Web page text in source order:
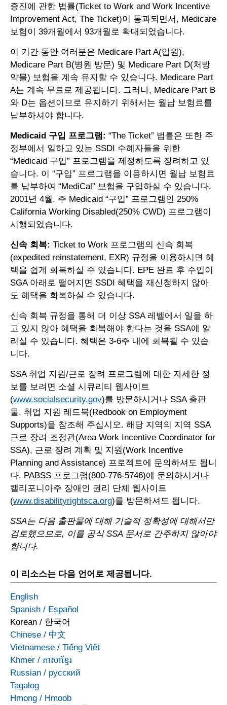
증진에 관한 법률(Ticket to Work and Work Incentive
Improvement Act, The Ticket)이 통과되면서, Medicare
보험이 39개월에서 93개월로 확대되었습니다.
이 기간 동안 여러분은 Medicare Part A(입원),
Medicare Part B(병원 방문) 및 Medicare Part D(처방
약물) 보험을 계속 유지할 수 있습니다. Medicare Part
A는 계속 무료로 제공됩니다. 그러나, Medicare Part B
와 D는 옵션이므로 유지하기 위해서는 월납 보험료를
납부하셔야 합니다.
Medicaid 구입 프로그램: “The Ticket” 법률은 또한 주
정부에서 일하고 있는 SSDI 수혜자들을 위한
“Medicaid 구입” 프로그램을 제정하도록 장려하고 있
습니다. 이 “구입” 프로그램을 이용하시면 월납 보험료
를 납부하여 “MediCal” 보험을 구입하실 수 있습니다.
2001년 4월, 주 Medicaid “구입” 프로그램인 250%
California Working Disabled(250% CWD) 프로그램이
시행되었습니다.
신속 회복: Ticket to Work 프로그램의 신속 회복
(expedited reinstatement, EXR) 규정을 이용하시면 혜
택을 쉽게 회복하실 수 있습니다. EPE 완료 후 수입이
SGA 아래로 떨어지면 SSDI 혜택을 재신청하지 않아
도 혜택을 회복하실 수 있습니다.
신속 회복 규정을 통해 더 이상 SSA 레벨에서 일을 하
고 있지 않아 혜택을 회복해야 한다는 것을 SSA에 알
리실 수 있습니다. 혜택은 3-6주 내에 회복될 수 있습
니다.
SSA 취업 지원/근로 장려 프로그램에 대한 자세한 정
보를 보려면 소셜 시큐리티 웹사이트
(www.socialsecurity.gov)를 방문하시거나 SSA 출판
물, 취업 지원 레드북(Redbook on Employment
Supports)을 참조해 주십시오. 해당 지역의 지역 SSA
근로 장려 조정관(Area Work Incentive Coordinator for
SSA), 근로 장려 계획 및 지원(Work Incentive
Planning and Assistance) 프로젝트에 문의하셔도 됩니
다. PABSS 프로그램(800-776-5746)에 문의하시거나
캘리포니아주 장애인 권리 단체 웹사이트
(www.disabilityrightsca.org)를 방문하셔도 됩니다.
SSA는 다음 출판물에 대해 기술적 정확성에 대해서만
검토했으므로, 이를 공식 SSA 문서로 간주하지 않아야
합니다.
이 리소스는 다음 언어로 제공됩니다.
English
Spanish / Español
Korean / 한국어
Chinese / 中文
Vietnamese / Tiếng Việt
Khmer / ភាសាខ្មែរ
Russian / русский
Tagalog
Hmong / Hmoob